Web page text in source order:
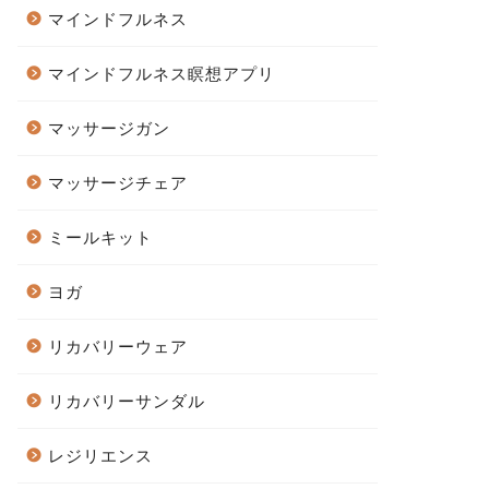
マインドフルネス
マインドフルネス瞑想アプリ
マッサージガン
マッサージチェア
ミールキット
ヨガ
リカバリーウェア
リカバリーサンダル
レジリエンス